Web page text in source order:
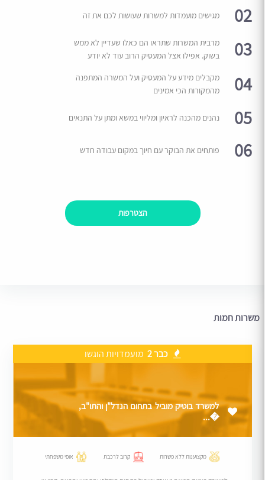
02 מגישים מועמדות למשרות שעושות לכם את זה
03
מרבית המשרות שתראו הם כאלו שעדיין לא ממש
בשוק. אפילו אצל המעסיק הרוב עוד לא יודע
04
מקבלים מידע על המעסיק ועל המשרה המתפנה
מהמקורות הכי אמינים
05 נהנים מהכנה לראיון ומליווי במשא ומתן על התנאים
06 פותחים את הבוקר עם חיוך במקום עבודה חדש
הצטרפות
משרות חמות
כבר 2 מועמדויות הוגשו
למשרד בוטיק מוביל בתחום הנדל"ן והתו"ב,
�...
מקצוענות ללא פשרות קרוב לרכבת אופי משפחתי